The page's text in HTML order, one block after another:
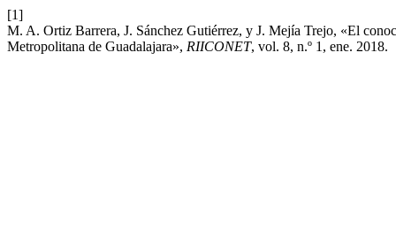
[1]
M. A. Ortiz Barrera, J. Sánchez Gutiérrez, y J. Mejía Trejo, «El
Metropolitana de Guadalajara», RIICONET, vol. 8, n.º 1, ene. 2018.